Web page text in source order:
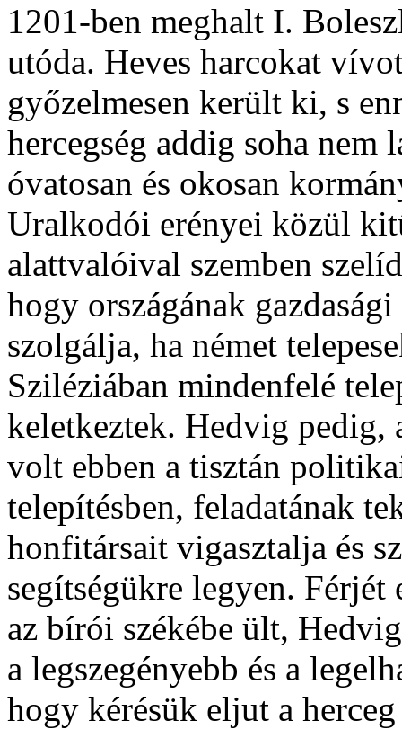
1201-ben meghalt I.
utóda. Heves harcokat
győzelmesen került ki, s
hercegség addig soha
óvatosan és okosan
Uralkodói erényei közül
alattvalóival szemben
hogy országának
szolgálja, ha német
Sziléziában mindenfelé
keletkeztek. Hedvig pedig,
volt ebben a tisztán
telepítésben, feladatának
honfitársait vigasztalja és
segítségükre legyen.
az bírói székébe ült,
a legszegényebb és a
hogy kérésük eljut a